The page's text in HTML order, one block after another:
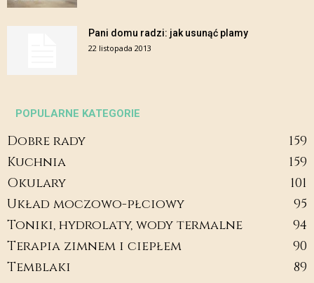
Pani domu radzi: jak usunąć plamy
22 listopada 2013
POPULARNE KATEGORIE
Dobre rady
159
Kuchnia
159
Okulary
101
Układ moczowo-płciowy
95
Toniki, hydrolaty, wody termalne
94
Terapia zimnem i ciepłem
90
Temblaki
89